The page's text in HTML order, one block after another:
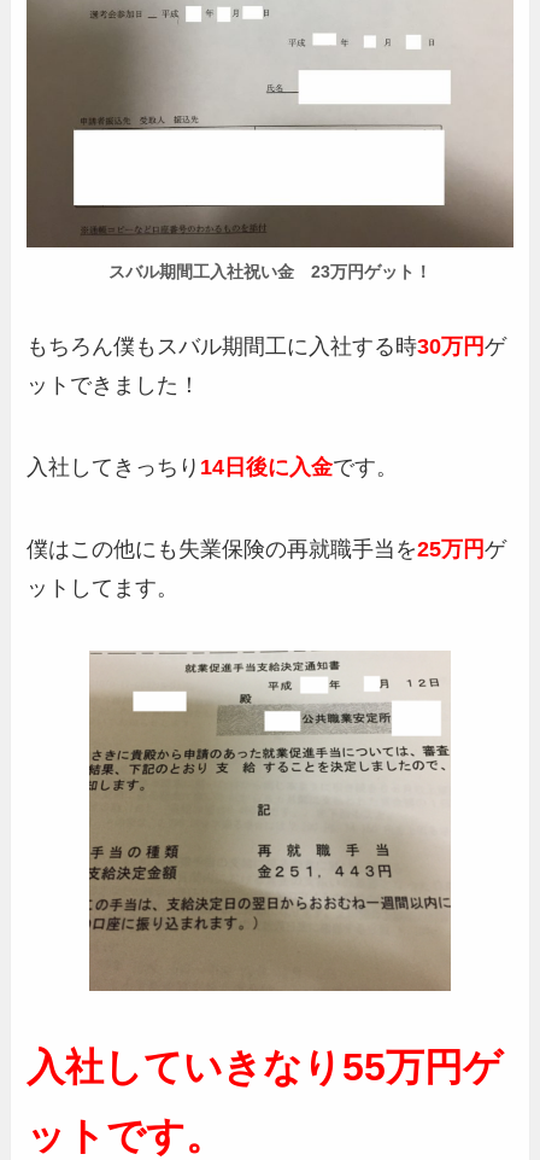
スバル期間工入社祝い金 23万円ゲット！
もちろん僕もスバル期間工に入社する時30万円ゲ
ットできました！
入社してきっちり 14日後に入金です。
僕はこの他にも失業保険の再就職手当を25万円ゲ
ットしてます。
入社していきなり55万円ゲ
ットです。